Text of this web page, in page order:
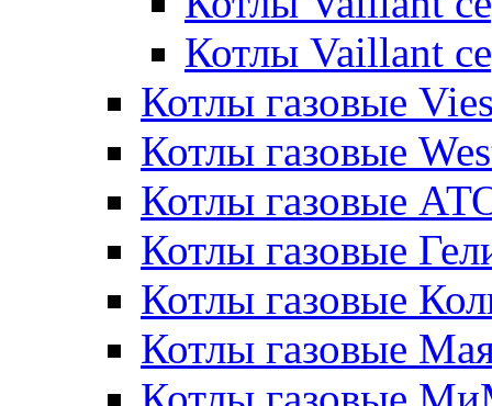
Котлы Vaillant
Котлы газовые
Котлы газовые
Котлы газовые
Котлы газовые
Котлы газовые
Котлы газовые